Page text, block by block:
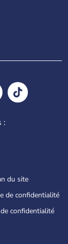
:
du site
de confidentialité
confidentialité